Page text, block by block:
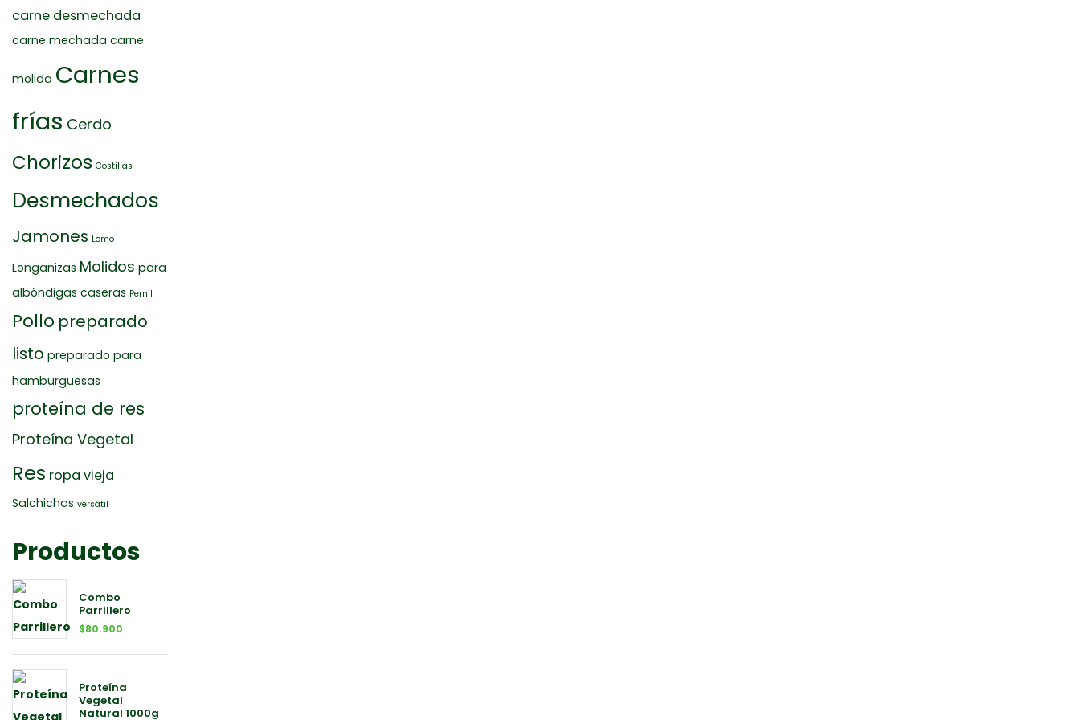
carne desmechada
carne mechada carne
molida Carnes
frías Cerdo
Chorizos Costillas
Desmechados
Jamones Lomo
Longanizas Molidos para
albóndigas caseras Pernil
Pollo preparado
listo preparado para
hamburguesas
proteína de res
Proteína Vegetal
Res ropa vieja
Salchichas versátil
Productos
Combo
Parrillero
$80.900
Proteína
Vegetal
Natural 1000g